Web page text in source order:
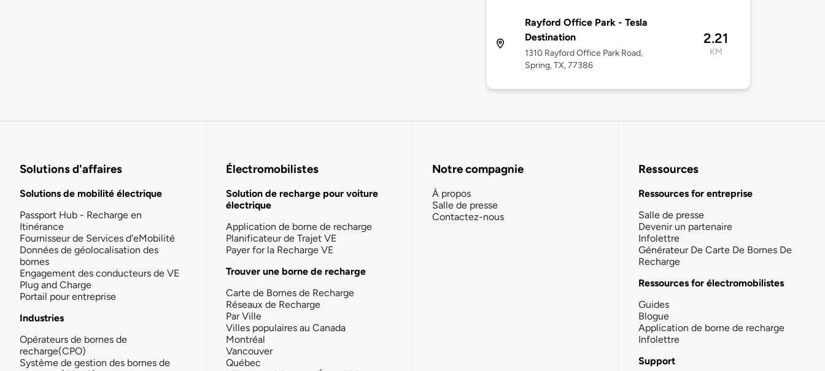
Rayford Office Park - Tesla
Destination
1310 Rayford Office Park Road,
Spring, TX, 77386
2.21
KM
Solutions d'affaires
Solutions de mobilité électrique
Passport Hub - Recharge en
Itinérance
Fournisseur de Services d'eMobilité
Données de géolocalisation des
bornes
Engagement des conducteurs de VE
Plug and Charge
Portail pour entreprise
Industries
Opérateurs de bornes de
recharge(CPO)
Système de gestion des bornes de
Électromobilistes
Solution de recharge pour voiture
électrique
Application de borne de recharge
Planificateur de Trajet VE
Payer for la Recharge VE
Trouver une borne de recharge
Carte de Bornes de Recharge
Réseaux de Recharge
Par Ville
Villes populaires au Canada
Montréal
Vancouver
Québec
Notre compagnie
À propos
Salle de presse
Contactez-nous
Ressources
Ressources for entreprise
Salle de presse
Devenir un partenaire
Infolettre
Générateur De Carte De Bornes De
Recharge
Ressources for électromobilistes
Guides
Blogue
Application de borne de recharge
Infolettre
Support